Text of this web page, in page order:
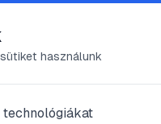
használunk
technológiákat